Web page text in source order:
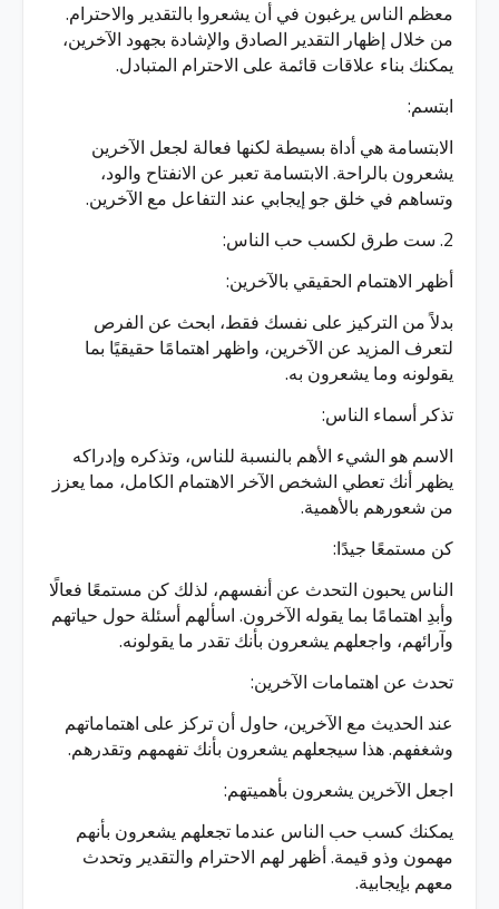
معظم الناس يرغبون في أن يشعروا بالتقدير والاحترام.
من خلال إظهار التقدير الصادق والإشادة بجهود الآخرين،
يمكنك بناء علاقات قائمة على الاحترام المتبادل.
ابتسم:
الابتسامة هي أداة بسيطة لكنها فعالة لجعل الآخرين
يشعرون بالراحة. الابتسامة تعبر عن الانفتاح والود،
وتساهم في خلق جو إيجابي عند التفاعل مع الآخرين.
2. ست طرق لكسب حب الناس:
أظهر الاهتمام الحقيقي بالآخرين:
بدلاً من التركيز على نفسك فقط، ابحث عن الفرص
لتعرف المزيد عن الآخرين، واظهر اهتمامًا حقيقيًا بما
يقولونه وما يشعرون به.
تذكر أسماء الناس:
الاسم هو الشيء الأهم بالنسبة للناس، وتذكره وإدراكه
يظهر أنك تعطي الشخص الآخر الاهتمام الكامل، مما يعزز
من شعورهم بالأهمية.
كن مستمعًا جيدًا:
الناس يحبون التحدث عن أنفسهم، لذلك كن مستمعًا فعالًا
وأبدِ اهتمامًا بما يقوله الآخرون. اسألهم أسئلة حول حياتهم
وآرائهم، واجعلهم يشعرون بأنك تقدر ما يقولونه.
تحدث عن اهتمامات الآخرين:
عند الحديث مع الآخرين، حاول أن تركز على اهتماماتهم
وشغفهم. هذا سيجعلهم يشعرون بأنك تفهمهم وتقدرهم.
اجعل الآخرين يشعرون بأهميتهم:
يمكنك كسب حب الناس عندما تجعلهم يشعرون بأنهم
مهمون وذو قيمة. أظهر لهم الاحترام والتقدير وتحدث
معهم بإيجابية.